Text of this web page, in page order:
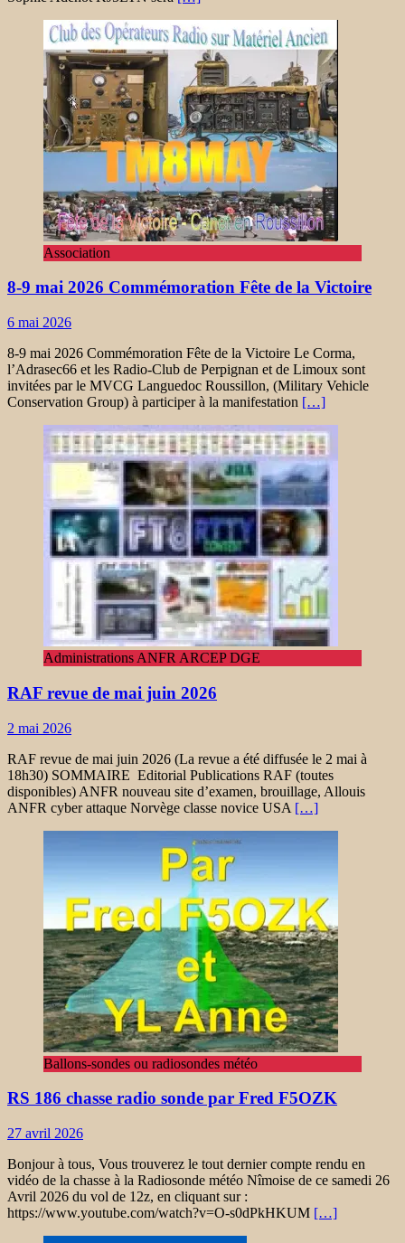
Association
8-9 mai 2026 Commémoration Fête de la Victoire
6 mai 2026
8-9 mai 2026 Commémoration Fête de la Victoire Le Corma,
l’Adrasec66 et les Radio-Club de Perpignan et de Limoux sont
invitées par le MVCG Languedoc Roussillon, (Military Vehicle
Conservation Group) à participer à la manifestation […]
Administrations ANFR ARCEP DGE
RAF revue de mai juin 2026
2 mai 2026
RAF revue de mai juin 2026 (La revue a été diffusée le 2 mai à
18h30) SOMMAIRE Editorial Publications RAF (toutes
disponibles) ANFR nouveau site d’examen, brouillage, Allouis
ANFR cyber attaque Norvège classe novice USA […]
Ballons-sondes ou radiosondes météo
RS 186 chasse radio sonde par Fred F5OZK
27 avril 2026
Bonjour à tous, Vous trouverez le tout dernier compte rendu en
vidéo de la chasse à la Radiosonde météo Nîmoise de ce samedi 26
Avril 2026 du vol de 12z, en cliquant sur :
https://www.youtube.com/watch?v=O-s0dPkHKUM […]